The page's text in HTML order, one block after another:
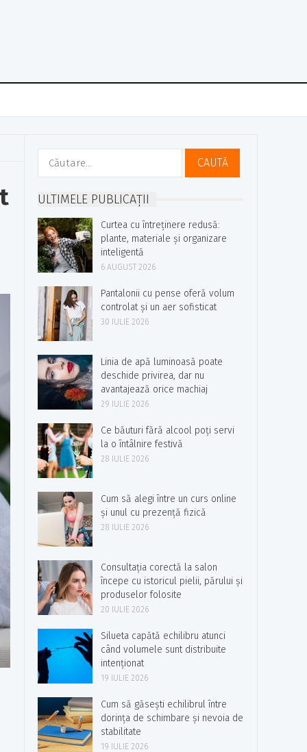
Caută
după:
ULTIMELE PUBLICAȚII
Curtea cu întreținere redusă:
plante, materiale și organizare
inteligentă
6 AUGUST 2026
Pantalonii cu pense oferă volum
controlat și un aer sofisticat
30 IULIE 2026
Linia de apă luminoasă poate
deschide privirea, dar nu
avantajează orice machiaj
29 IULIE 2026
Ce băuturi fără alcool poți servi
la o întâlnire festivă
28 IULIE 2026
Cum să alegi între un curs online
și unul cu prezență fizică
28 IULIE 2026
Consultația corectă la salon
începe cu istoricul pielii, părului și
produselor folosite
20 IULIE 2026
Silueta capătă echilibru atunci
când volumele sunt distribuite
intenționat
19 IULIE 2026
Cum să găsești echilibrul între
dorința de schimbare și nevoia de
stabilitate
19 IULIE 2026